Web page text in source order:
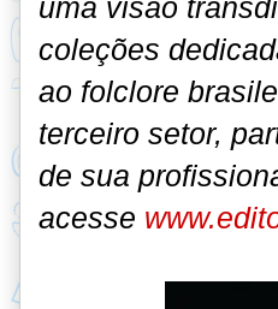
uma visão
coleções
ao folclore
terceiro setor,
de sua
acesse